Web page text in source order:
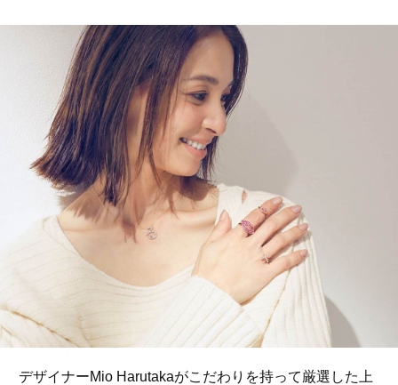
デザイナーMio Harutakaがこだわりを持って厳選した上